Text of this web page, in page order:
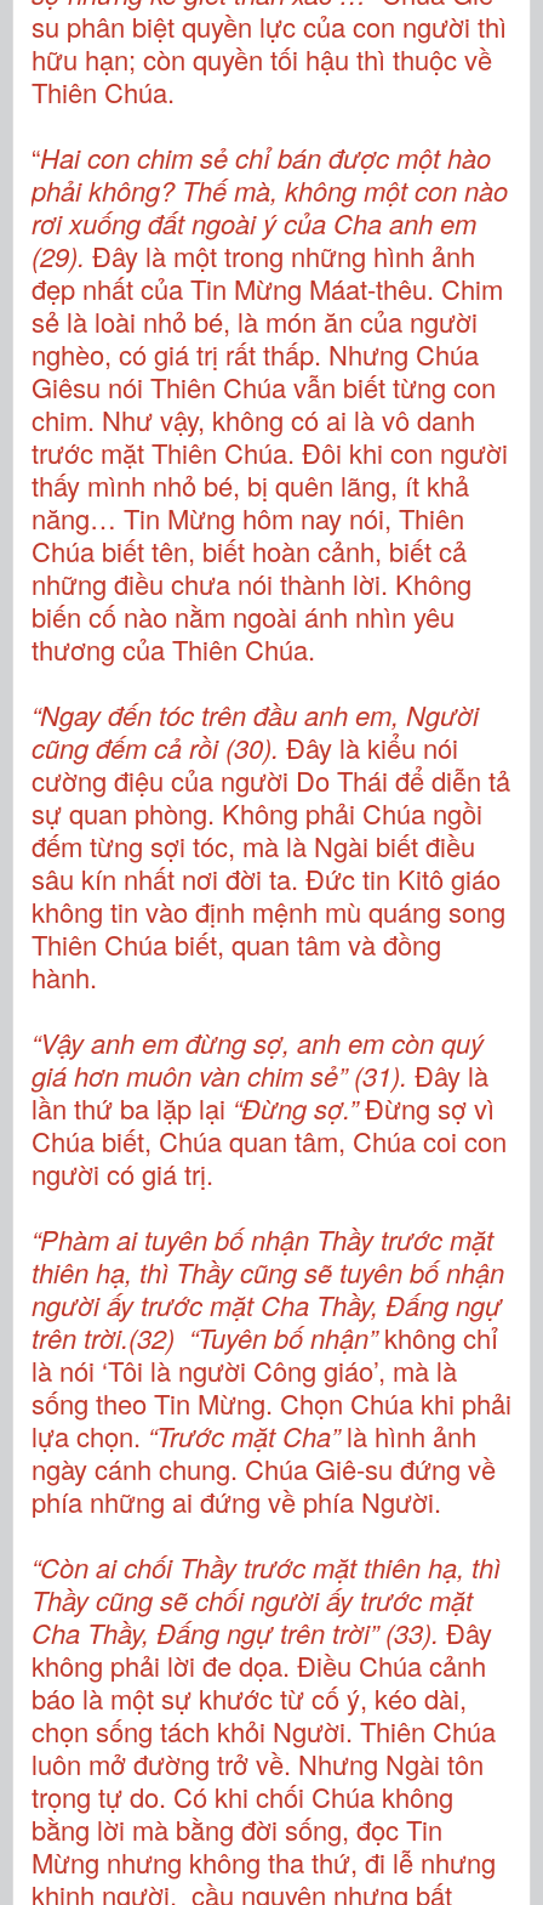
su phân biệt quyền lực của con người thì
hữu hạn; còn quyền tối hậu thì thuộc về
Thiên Chúa.
“Hai con chim sẻ chỉ bán được một hào
phải không? Thế mà, không một con nào
rơi xuống đất ngoài ý của Cha anh em
(29). Đây là một trong những hình ảnh
đẹp nhất của Tin Mừng Máat-thêu. Chim
sẻ là loài nhỏ bé, là món ăn của người
nghèo, có giá trị rất thấp. Nhưng Chúa
Giêsu nói Thiên Chúa vẫn biết từng con
chim. Như vậy, không có ai là vô danh
trước mặt Thiên Chúa. Đôi khi con người
thấy mình nhỏ bé, bị quên lãng, ít khả
năng… Tin Mừng hôm nay nói, Thiên
Chúa biết tên, biết hoàn cảnh, biết cả
những điều chưa nói thành lời. Không
biến cố nào nằm ngoài ánh nhìn yêu
thương của Thiên Chúa.
“Ngay đến tóc trên đầu anh em, Người
cũng đếm cả rồi (30). Đây là kiểu nói
cường điệu của người Do Thái để diễn tả
sự quan phòng. Không phải Chúa ngồi
đếm từng sợi tóc, mà là Ngài biết điều
sâu kín nhất nơi đời ta. Đức tin Kitô giáo
không tin vào định mệnh mù quáng song
Thiên Chúa biết, quan tâm và đồng
hành.
“Vậy anh em đừng sợ, anh em còn quý
giá hơn muôn vàn chim sẻ” (31). Đây là
lần thứ ba lặp lại “Đừng sợ.”Đừng sợ vì
Chúa biết, Chúa quan tâm, Chúa coi con
người có giá trị.
“Phàm ai tuyên bố nhận Thầy trước mặt
thiên hạ, thì Thầy cũng sẽ tuyên bố nhận
người ấy trước mặt Cha Thầy, Đấng ngự
trên trời.(32) “Tuyên bố nhận”không chỉ
là nói ‘Tôi là người Công giáo’, mà là
sống theo Tin Mừng. Chọn Chúa khi phải
lựa chọn. “Trước mặt Cha”là hình ảnh
ngày cánh chung. Chúa Giê-su đứng về
phía những ai đứng về phía Người.
“Còn ai chối Thầy trước mặt thiên hạ, thì
Thầy cũng sẽ chối người ấy trước mặt
Cha Thầy, Đấng ngự trên trời” (33). Đây
không phải lời đe dọa. Điều Chúa cảnh
báo là một sự khước từ cố ý, kéo dài,
chọn sống tách khỏi Người. Thiên Chúa
luôn mở đường trở về. Nhưng Ngài tôn
trọng tự do. Có khi chối Chúa không
bằng lời mà bằng đời sống, đọc Tin
Mừng nhưng không tha thứ, đi lễ nhưng
khinh người, cầu nguyện nhưng bất